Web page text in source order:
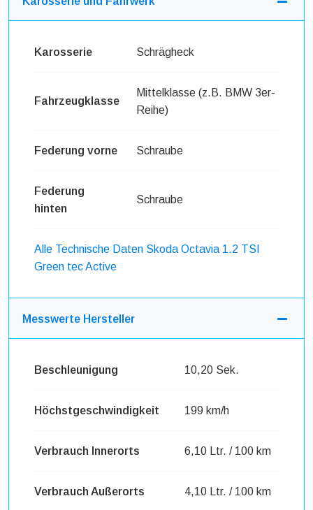
Karosserie Schrägheck
Fahrzeugklasse
Mittelklasse (z.B. BMW 3er-
Reihe)
Federung vorne Schraube
Federung
hinten
Schraube
Alle Technische Daten Skoda Octavia 1.2 TSI
Green tec Active
Messwerte Hersteller
Beschleunigung 10,20 Sek.
Höchstgeschwindigkeit 199 km/h
Verbrauch Innerorts 6,10 Ltr. / 100 km
Verbrauch Außerorts 4,10 Ltr. / 100 km